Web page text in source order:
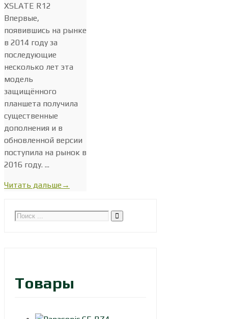
XSLATE R12
Впервые,
появившись на рынке
в 2014 году за
последующие
несколько лет эта
модель
защищённого
планшета получила
существенные
дополнения и в
обновленной версии
поступила на рынок в
2016 году. ...
Читать дальше→
Товары